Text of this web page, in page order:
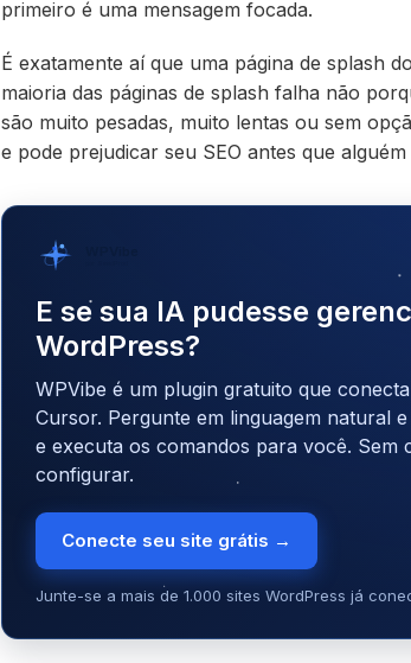
primeiro é uma mensagem focada.
É exatamente aí que uma página de splash
maioria das páginas de splash falha não
são muito pesadas, muito lentas ou sem
e pode prejudicar seu SEO antes que
E se sua IA pudesse
WordPress?
WPVibe é um plugin gratuito que
Cursor. Pergunte em linguagem natural
e executa os comandos para você. Sem
configurar.
Conecte seu site grátis →
Junte-se a mais de 1.000 sites WordPress já